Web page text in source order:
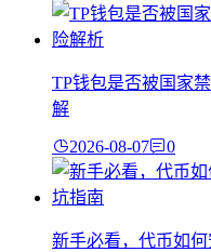
TP钱包是否被国家
解
2026-08-07 0
新手必看，代币如